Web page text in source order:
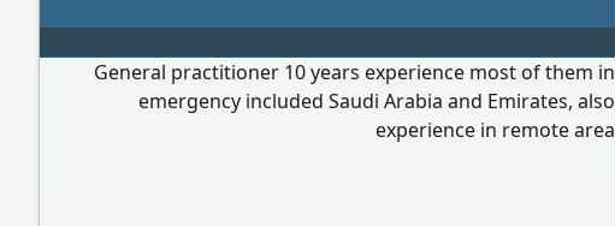
General practitioner 10 years experience most of them in
emergency included Saudi Arabia and Emirates, also
experience in remote area